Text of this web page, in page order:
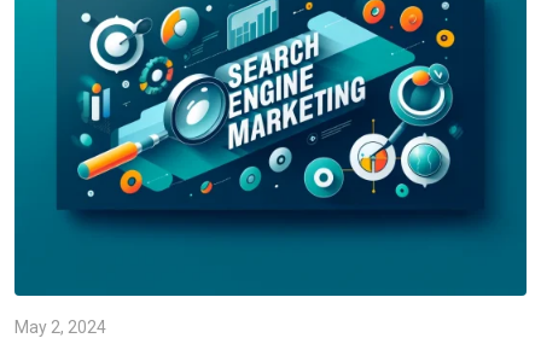
May 2, 2024